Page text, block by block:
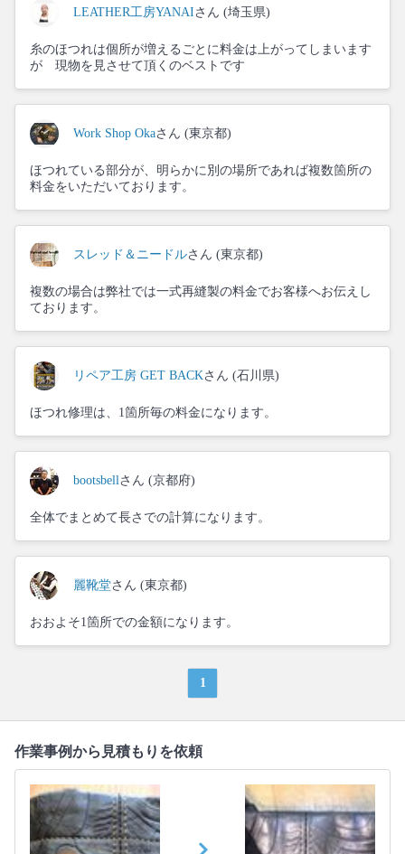
LEATHER工房YANAI さん (埼玉県)
糸のほつれは個所が増えるごとに料金は上がってしまいます
が 現物を見させて頂くのベストです
Work Shop Okaさん (東京都)
ほつれている部分が、明らかに別の場所であれば複数箇所の
料金をいただいております。
スレッド＆ニードルさん (東京都)
複数の場合は弊社では一式再縫製の料金でお客様へお伝えし
ております。
リペア工房 GET BACKさん (石川県)
ほつれ修理は、1箇所毎の料金になります。
bootsbellさん (京都府)
全体でまとめて長さでの計算になります。
麗靴堂さん (東京都)
おおよそ1箇所での金額になります。
1
作業事例から見積もりを依頼